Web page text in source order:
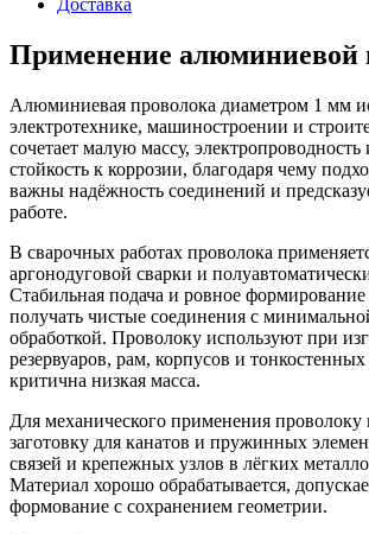
Применение алюминиевой
Алюминиевая проволока диаметром 1 мм
электротехнике, машиностроении и
сочетает малую массу,
стойкость к коррозии, благодаря чему
важны надёжность соединений и
работе.
В сварочных работах проволока
аргонодуговой сварки и
Стабильная подача и ровное
получать чистые соединения с
обработкой. Проволоку используют при
резервуаров, рам, корпусов и
критична низкая масса.
Для механического применения проволоку
заготовку для канатов и пружинных
связей и крепежных узлов в лёгких
Материал хорошо обрабатывается,
формование с сохранением геометрии.